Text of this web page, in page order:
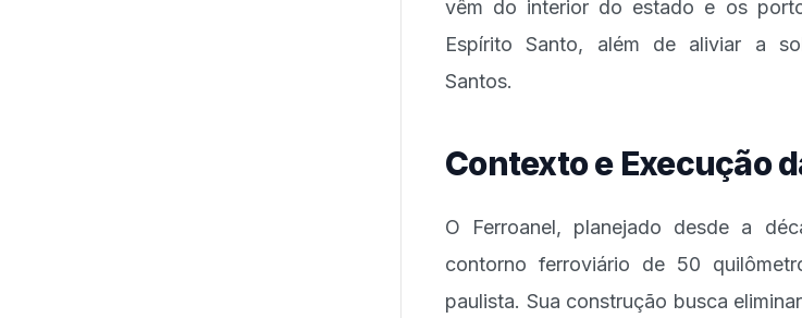
vêm do interior do estado e os
Espírito Santo, além de aliviar a
Santos.
Contexto e Execução
O Ferroanel, planejado desde a
contorno ferroviário de 50
paulista. Sua construção busca